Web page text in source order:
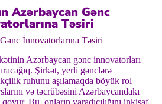
Azərbaycan Gənc
Təsiri
İnnovatorlarına Təsiri
Azərbaycan gənc innovatorları
Şirkət, yerli gənclərə
ruhunu aşılamaqda böyük rol
və təcrübəsini Azərbaycandakı
Bu, onların yaradıcılığını inkişaf